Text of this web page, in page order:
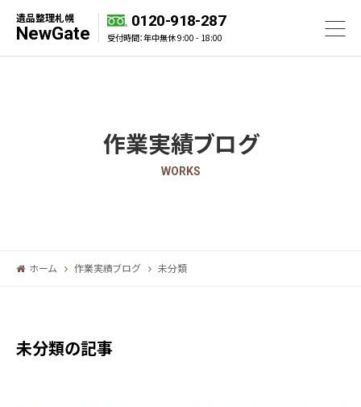
遺品整理札幌
NewGate
0120-918-287
受付時間：年中無休 9:00 - 18:00
作業実績ブログ
WORKS
ホーム 作業実績ブログ 未分類
未分類の記事